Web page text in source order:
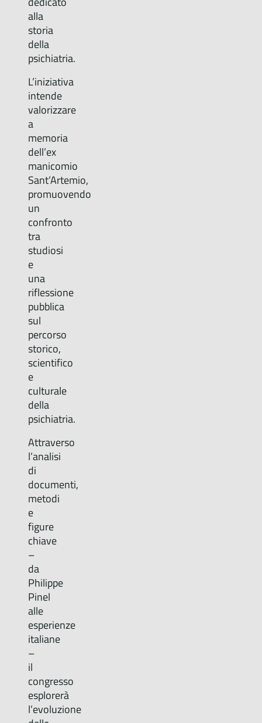
alla
storia
della
psichiatria.
L’iniziativa
intende
valorizzare
a
memoria
dell’ex
manicomio
Sant’Artemio,
promuovendo
un
confronto
tra
studiosi
e
una
riflessione
pubblica
sul
percorso
storico,
scientifico
e
culturale
della
psichiatria.
Attraverso
l’analisi
di
documenti,
metodi
e
figure
chiave
–
da
Philippe
Pinel
alle
esperienze
italiane
–
il
congresso
esplorerà
l’evoluzione